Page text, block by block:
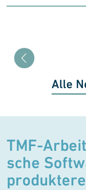
Alle
TMF-
sche
produkte